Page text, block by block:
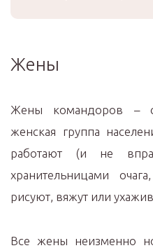
Жены
Жены командоров –
женская группа
работают (и не
хранительницами
рисуют, вяжут или
Все жены неизменно